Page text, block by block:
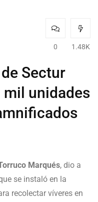
0 1.48K
Sectur
mil unidades
Marqués, dio a
se instaló en la
recolectar víveres en